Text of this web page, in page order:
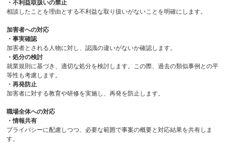
・不利益取扱いの禁止
相談したことを理由とする不利益な取り扱いがないことを明確にします。
加害者への対応
・事実確認
加害者とされる人物に対し、認識の違いがないか確認します。
・処分の検討
就業規則に基づき、適切な処分を検討します。この際、過去の類似事例との平
等性も考慮します。
・再発防止
加害者に対する教育や研修を実施し、再発を防止します。
職場全体への対応
・情報共有
プライバシーに配慮しつつ、必要な範囲で事案の概要と対応結果を共有しま
す。